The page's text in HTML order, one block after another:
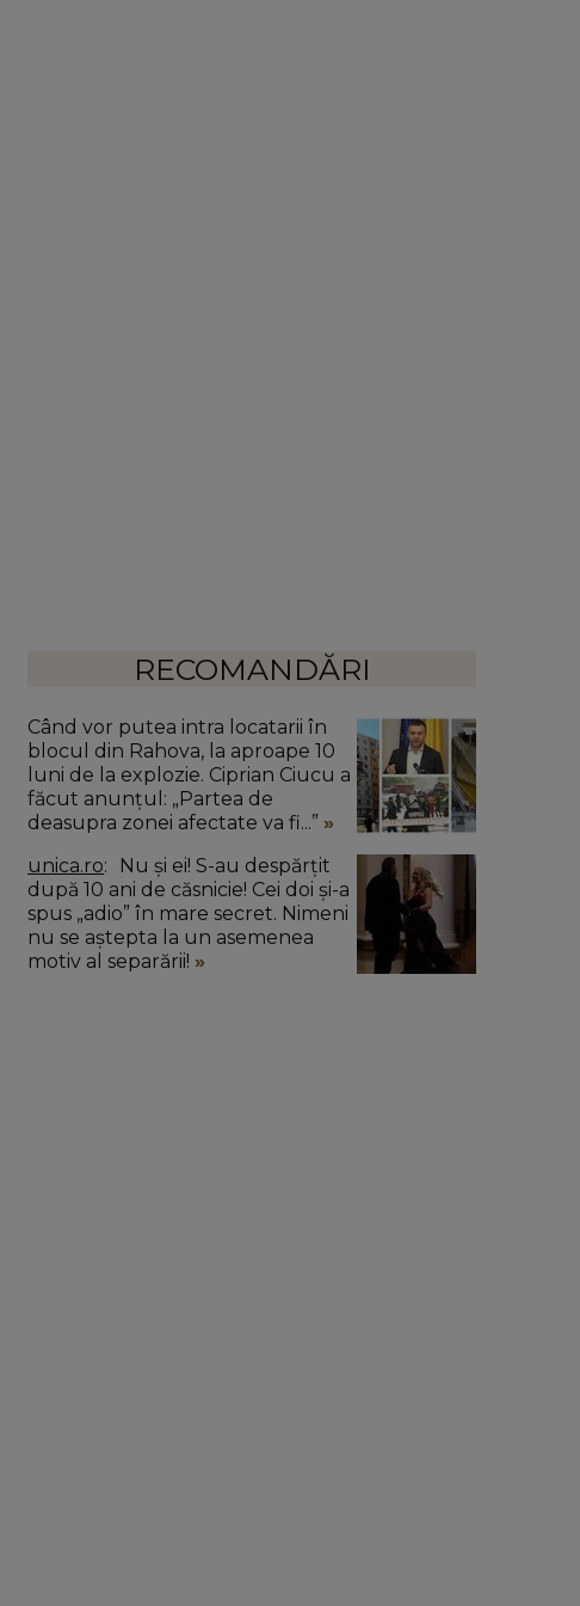
RECOMANDĂRI
Când vor putea intra locatarii în
blocul din Rahova, la aproape 10
luni de la explozie. Ciprian Ciucu a
făcut anunțul: „Partea de
deasupra zonei afectate va fi...”
unica.ro
după 10 ani de căsnicie! Cei doi și-a
spus „adio” în mare secret. Nimeni
nu se aștepta la un asemenea
motiv al separării!